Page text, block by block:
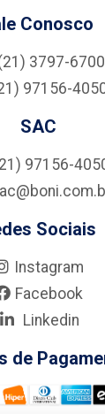
Conosco
3797-6700
97156-
SAC
97156-
Sociais
Instagram
Facebook
Linkedin
de